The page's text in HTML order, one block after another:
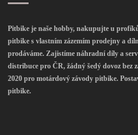
Pitbike je naše hobby, nakupujte u
pitbike s vlastním zázemím prodejny a
prodáváme. Zajistíme náhradní díly a
distribuce pro ČR, žádný šedý dovoz bez
2020 pro motárdový závody pitbike.
pitbike.